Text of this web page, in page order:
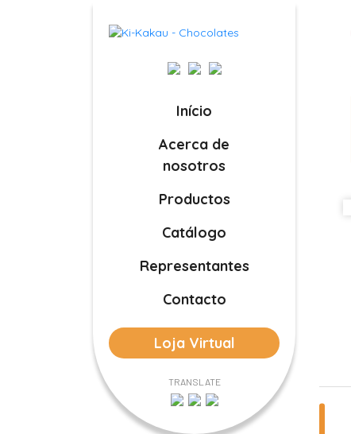
Início
Acerca de
nosotros
Productos
Catálogo
Representantes
Contacto
Loja Virtual
TRANSLATE